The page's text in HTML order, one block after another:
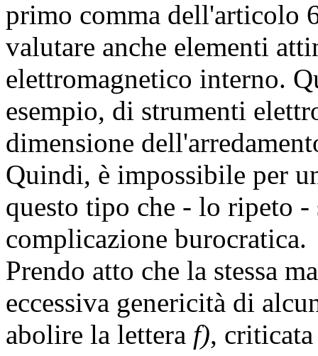
primo comma dell'articolo
valutare anche elementi
elettromagnetico interno.
esempio, di strumenti
dimensione
Quindi, è impossibile per
questo tipo che - lo ripeto
complicazione burocratica.
Prendo atto che la stessa
eccessiva genericità di
abolire la lettera f),